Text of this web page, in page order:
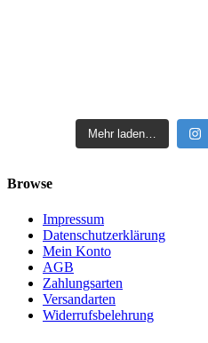
Mehr laden…
Browse
Impressum
Datenschutzerklärung
Mein Konto
AGB
Zahlungsarten
Versandarten
Widerrufsbelehrung